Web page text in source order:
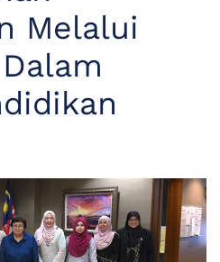
Melalui